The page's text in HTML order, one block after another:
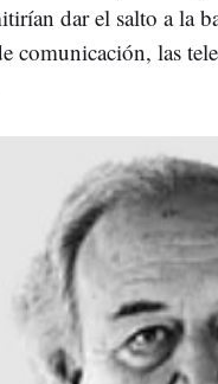
dar el salto a la
comunicación, las